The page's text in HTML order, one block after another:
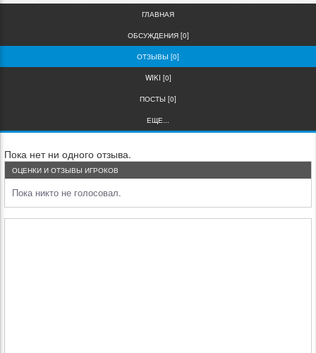
ГЛАВНАЯ
ОБСУЖДЕНИЯ [0]
ОТЗЫВЫ [0]
WIKI [0]
ПОСТЫ [0]
ЕЩЕ...
Пока нет ни одного отзыва.
ОЦЕНКИ И ОТЗЫВЫ ИГРОКОВ
Пока никто не голосовал.